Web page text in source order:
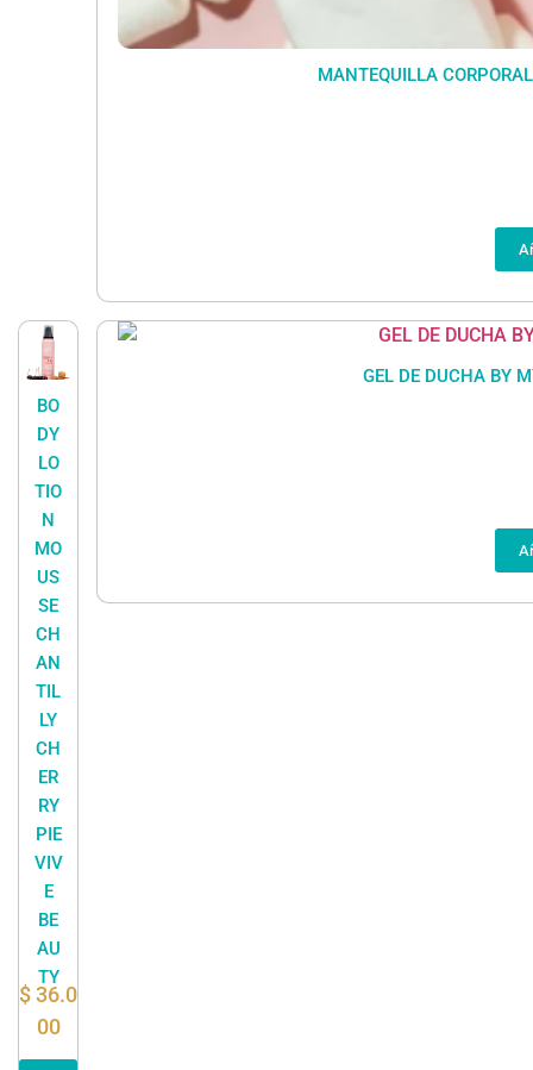
MANTEQUILLA
BO
DY
LO
TIO
N
MO
US
SE
CH
AN
TIL
LY
CH
ER
RY
PIE
VIV
E
BE
AU
TY
$36.0
00
GEL DE DUCHA BY